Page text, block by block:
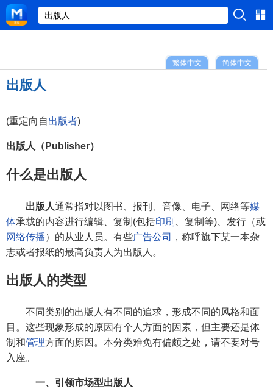
简体中文
繁体中文
出版人
(重定向自出版者)
出版人（Publisher）
什么是出版人
出版人通常指对以图书、报刊、音像、电子、网络等媒
体承载的内容进行编辑、复制(包括印刷
、复制等)、发行（或
网络传播）的从业人员。有些广告公司
，称呼旗下某一本杂
志或者报纸的最高负责人为出版人。
出版人的类型
不同类别的出版人有不同的追求，形成不同的风格和面
目。这些现象形成的原因有个人方面的因素，但主要还是体
制和管理方面的原因。本分类难免有偏颇之处，请不要对号
入座。
一、引领市场型出版人